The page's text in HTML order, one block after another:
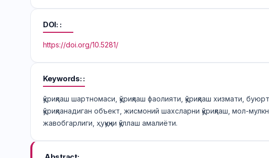
DOI:
https://doi.org/10.5281/
Keywords:
қўриқлаш шартномаси, қўриқлаш фаолияти, қўриқлаш хизмати,
қўриқланадиган объект, жисмоний шахсларни қўриқлаш, мол-
жавобгарлиги, ҳуқуқни қўллаш амалиёти.